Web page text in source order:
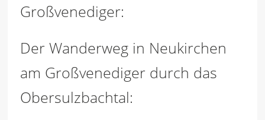
Großvenediger:
Der Wanderweg in Neukirchen
am Großvenediger durch das
Obersulzbachtal: